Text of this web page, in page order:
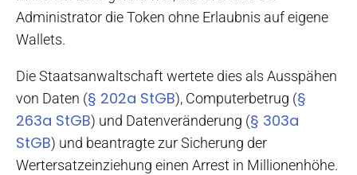
Administrator die Token ohne Erlaubnis auf eigene
Wallets.
Die Staatsanwaltschaft wertete dies als Ausspähen
von Daten (§ 202a StGB), Computerbetrug (§
263a StGB) und Datenveränderung (§ 303a
StGB) und beantragte zur Sicherung der
Wertersatzeinziehung einen Arrest in Millionenhöhe.